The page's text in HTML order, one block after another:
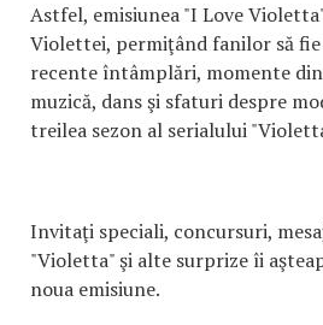
Astfel, emisiunea "I Love
Violettei, permiţând fanilor să
recente întâmplări, momente
muzică, dans şi sfaturi despre
treilea sezon al serialului
Invitaţi speciali, concursuri,
"Violetta" şi alte surprize îi
noua emisiune.